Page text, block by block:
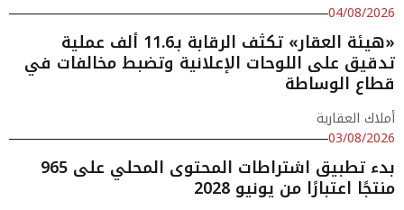
04/08/2026
«هيئة العقار» تكثف الرقابة بـ11.6 ألف عملية
تدقيق على اللوحات الإعلانية وتضبط مخالفات في
قطاع الوساطة
أملاك العقارية
03/08/2026
بدء تطبيق اشتراطات المحتوى المحلي على 965
منتجًا اعتبارًا من يونيو 2028